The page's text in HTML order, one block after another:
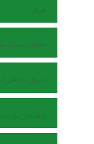
مرور
اطلاعات نشریه
اصول اخلاقی
راهنمای